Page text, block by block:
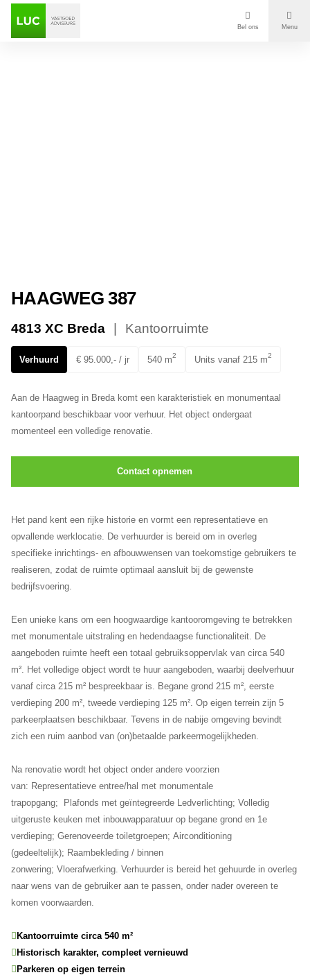
Bel ons Menu
HAAGWEG 387
4813 XC Breda Kantoorruimte
Verhuurd € 95.000,- / jr 540 m2 Units vanaf 215 m2
Aan de Haagweg in Breda komt een karakteristiek en monumentaal
kantoorpand beschikbaar voor verhuur. Het object ondergaat
momenteel een volledige renovatie.
Contact opnemen
Het pand kent een rijke historie en vormt een representatieve en
opvallende werklocatie. De verhuurder is bereid om in overleg
specifieke inrichtings- en afbouwwensen van toekomstige gebruikers te
realiseren, zodat de ruimte optimaal aansluit bij de gewenste
bedrijfsvoering.
Een unieke kans om een hoogwaardige kantooromgeving te betrekken
met monumentale uitstraling en hedendaagse functionaliteit. De
aangeboden ruimte heeft een totaal gebruiksoppervlak van circa 540
m². Het volledige object wordt te huur aangeboden, waarbij deelverhuur
vanaf circa 215 m² bespreekbaar is. Begane grond 215 m², eerste
verdieping 200 m², tweede verdieping 125 m². Op eigen terrein zijn 5
parkeerplaatsen beschikbaar. Tevens in de nabije omgeving bevindt
zich een ruim aanbod van (on)betaalde parkeermogelijkheden.
Na renovatie wordt het object onder andere voorzien
van: Representatieve entree/hal met monumentale
trapopgang; Plafonds met geïntegreerde Ledverlichting; Volledig
uitgeruste keuken met inbouwapparatuur op begane grond en 1e
verdieping; Gerenoveerde toiletgroepen; Airconditioning
(gedeeltelijk); Raambekleding / binnen
zonwering; Vloerafwerking. Verhuurder is bereid het gehuurde in overleg
naar wens van de gebruiker aan te passen, onder nader overeen te
komen voorwaarden.
Kantoorruimte circa 540 m²
Historisch karakter, compleet vernieuwd
Parkeren op eigen terrein